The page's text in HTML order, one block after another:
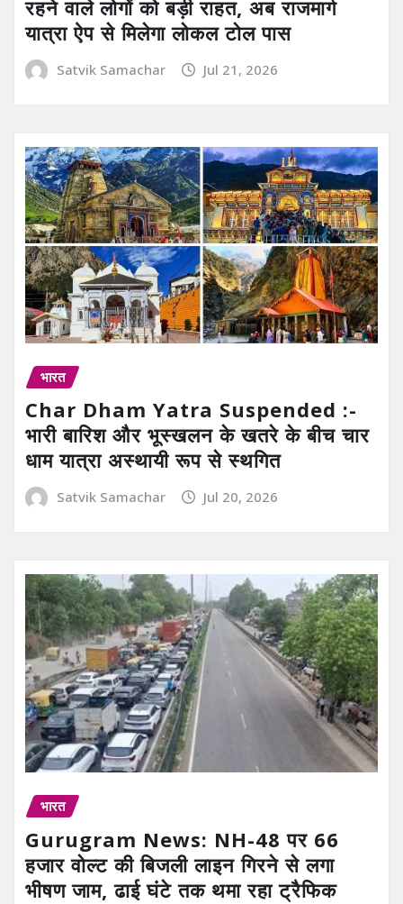
रहने वाले लोगों को बड़ी राहत, अब राजमार्ग
यात्रा ऐप से मिलेगा लोकल टोल पास
Satvik Samachar Jul 21, 2026
भारत
Char Dham Yatra Suspended :-
भारी बारिश और भूस्खलन के खतरे के बीच चार
धाम यात्रा अस्थायी रूप से स्थगित
Satvik Samachar Jul 20, 2026
भारत
Gurugram News: NH-48 पर 66
हजार वोल्ट की बिजली लाइन गिरने से लगा
भीषण जाम, ढाई घंटे तक थमा रहा ट्रैफिक